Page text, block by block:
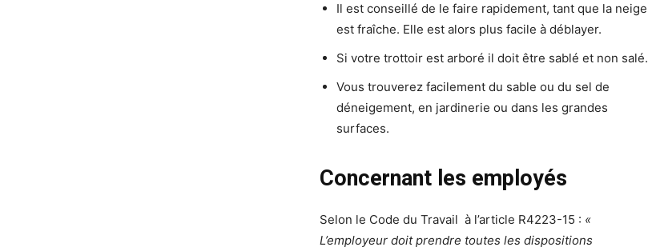
Il est conseillé de le faire rapidement, tant que la neige
est fraîche. Elle est alors plus facile à déblayer.
Si votre trottoir est arboré il doit être sablé et non salé.
Vous trouverez facilement du sable ou du sel de
déneigement, en jardinerie ou dans les grandes
surfaces.
Concernant les employés
Selon le Code du Travail à l’article R4223-15 : «
L’employeur doit prendre toutes les dispositions